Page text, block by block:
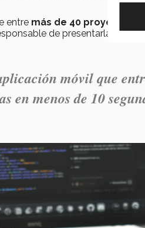
entre más de 40 proyectos
de presentarla en
móvil que
en menos de 10